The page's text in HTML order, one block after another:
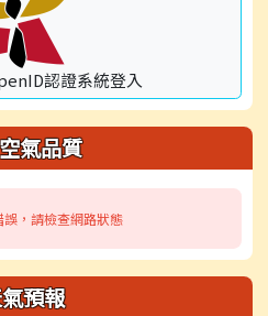
認證系統登入
氣品質
，請檢查網路狀態
預報